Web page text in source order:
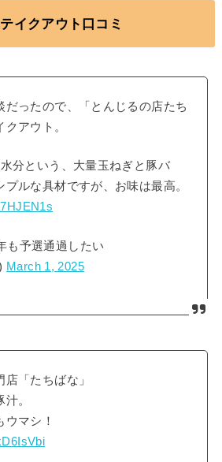
イクアウト口コミ
だったので、「とんじるの店たち
アウト。
分という、大量玉ねぎと豚バ
ルな具材ですが、お味は最高。
予選通過したい
March 1, 2025
「たちばな」
。
ウマシ！